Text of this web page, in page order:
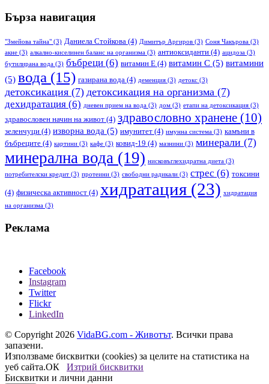
Бърза навигация
"Змейова тайна" (3) Даниела Стойкова (4) Димитър Аргиров (3) Соня Чакърова (3)
акне (3) алкално-киселинен баланс на организма (3) антиоксиданти (4) ацидоза (3)
бутилирана вода (3) бъбреци (6) витамин Е (4) витамин С (5) витамини
(5) вода (15) газирана вода (4) деменция (3) детокс (3)
детоксикация (7) детоксикация на организма (7)
дехидратация (6) дневен прием на вода (3) дом (3) етапи на детоксикация (3)
здравословен начин на живот (4) здравословно хранене (10)
зеленчуци (4) изворна вода (5) имунитет (4) имунна система (3) камъни в
бъбреците (4) картини (3) кафе (3) ковид-19 (4) мазнини (3) минерали (7)
минерална вода (19) нисковъглехидратна диета (3)
потребителски кредит (3) протеини (3) свободни радикали (3) стрес (6) токсини
(4) физическа активност (4) хидратация (23) хидратация
на организма (3)
Реклама
Facebook
Instagram
Twitter
Flickr
LinkedIn
© Copyright 2026 VidaBG.com - Животът. Всички права
запазени.
Използваме бисквитки (cookies) за целите на статистика на
уеб сайта.ОК
Изтрий бисквитки
Бисквитки и лични данни